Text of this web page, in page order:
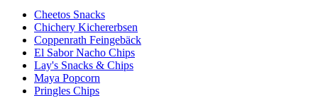
Cheetos Snacks
Chichery Kichererbsen
Coppenrath Feingebäck
El Sabor Nacho Chips
Lay's Snacks & Chips
Maya Popcorn
Pringles Chips